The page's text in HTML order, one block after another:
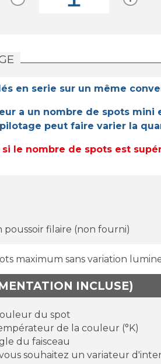
en serie sur un même
a un nombre de spots mini
peut faire varier la
le nombre de spots est
filaire (non fourni)
maximum sans variation
INCLUSE)
du spot
de la couleur (°K)
du faisceau
souhaitez un variateur